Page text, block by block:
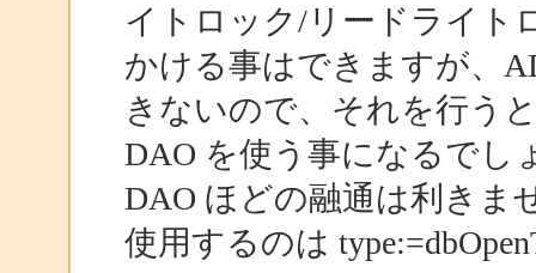
イトロック/リードライト
かける事はできますが、
きないので、それを行う
DAO を使う事になるでし
DAO ほどの融通は利きま
使用するのは